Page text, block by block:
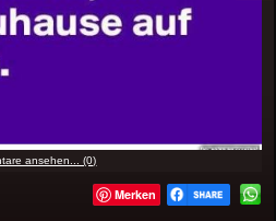
ansehen... (0)
Merken